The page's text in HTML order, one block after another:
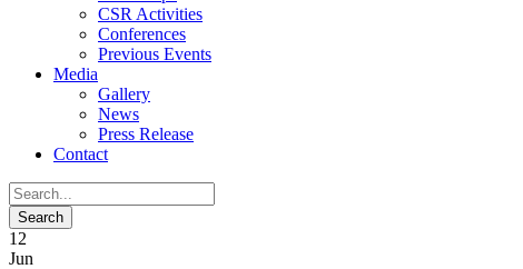
CSR Activities
Conferences
Previous Events
Media
Gallery
News
Press Release
Contact
12
Jun